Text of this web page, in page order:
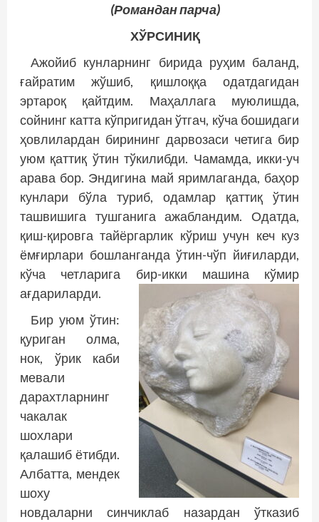
(Романдан парча)
ХЎРСИНИҚ
Ажойиб кунларнинг бирида руҳим баланд,
ғайратим жўшиб, қишлоққа одатдагидан
эртароқ қайтдим. Маҳаллага муюлишда,
сойнинг катта кўпригидан ўтгач, кўча бошидаги
ҳовлилардан бирининг дарвозаси четига бир
уюм қаттиқ ўтин тўкилибди. Чамамда, икки-уч
арава бор. Эндигина май яримлаганда, баҳор
кунлари бўла туриб, одамлар қаттиқ ўтин
ташвишига тушганига ажабландим. Одатда,
қиш-қировга тайёргарлик кўриш учун кеч куз
ёмғирлари бошланганда ўтин-чўп йиғиларди,
кўча четларига бир-икки машина кўмир
ағдариларди.
Бир уюм ўтин:
қуриган олма,
нок, ўрик каби
мевали
дарахтларнинг
чакалак
шохлари
қалашиб ётибди.
Албатта, мендек
шоху
новдаларни синчиклаб назардан ўтказиб